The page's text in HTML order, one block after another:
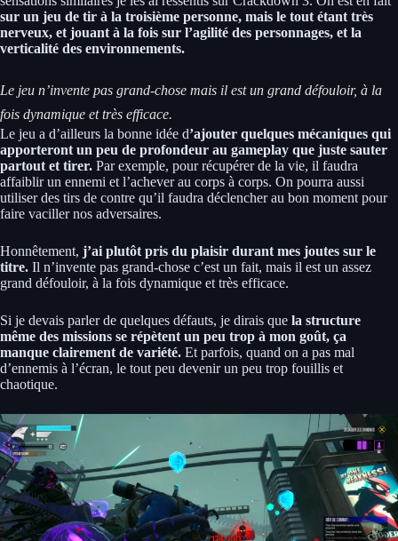
sur un jeu de tir à la troisième personne, mais le tout étant très
nerveux, et jouant à la fois sur l’agilité des personnages, et la
verticalité des environnements.
Le jeu n’invente pas grand-chose mais il est un grand défouloir, à la
fois dynamique et très efficace.
Le jeu a d’ailleurs la bonne idée d’ajouter quelques mécaniques qui
apporteront un peu de profondeur au gameplay que juste sauter
partout et tirer. Par exemple, pour récupérer de la vie, il faudra
affaiblir un ennemi et l’achever au corps à corps. On pourra aussi
utiliser des tirs de contre qu’il faudra déclencher au bon moment pour
faire vaciller nos adversaires.
Honnêtement, j’ai plutôt pris du plaisir durant mes joutes sur le
titre. Il n’invente pas grand-chose c’est un fait, mais il est un assez
grand défouloir, à la fois dynamique et très efficace.
Si je devais parler de quelques défauts, je dirais que la structure
même des missions se répètent un peu trop à mon goût, ça
manque clairement de variété. Et parfois, quand on a pas mal
d’ennemis à l’écran, le tout peu devenir un peu trop fouillis et
chaotique.